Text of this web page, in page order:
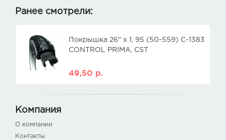
Ранее смотрели:
Покрышка 26" x 1, 95 (50-559) C-1383
CONTROL PRIMA, CST
49,50 р.
Компания
О компании
Контакты